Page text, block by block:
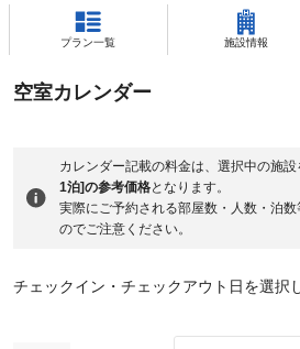
プラン一覧 施設情報
空室カレンダー
カレンダー記載の料金は、選択中の施
1泊]の参考価格となります。
実際にご予約される部屋数・人数・泊
のでご注意ください。
チェックイン・チェックアウト日を選択